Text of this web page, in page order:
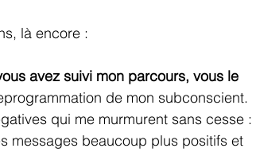
là encore :
avez suivi mon parcours, vous le
de mon subconscient.
qui me murmurent sans cesse :
messages beaucoup plus positifs et